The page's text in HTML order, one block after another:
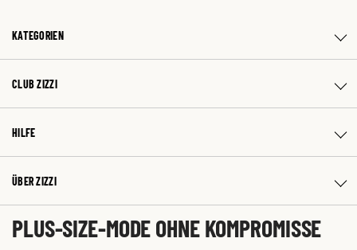
KATEGORIEN
CLUB ZIZZI
HILFE
ÜBER ZIZZI
PLUS-SIZE-MODE OHNE KOMPROMISSE